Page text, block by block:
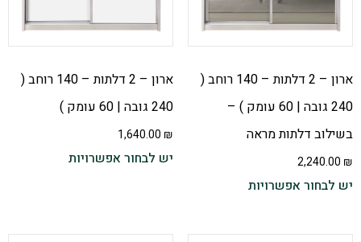
ארון – 2 דלתות – 140 רוחב (
240 גובה | 60 עומק ) –
בשילוב דלתות מראה
2,240.00 ₪
יש לבחור אפשרויות
ארון – 2 דלתות – 140 רוחב (
240 גובה | 60 עומק )
1,640.00 ₪
יש לבחור אפשרויות